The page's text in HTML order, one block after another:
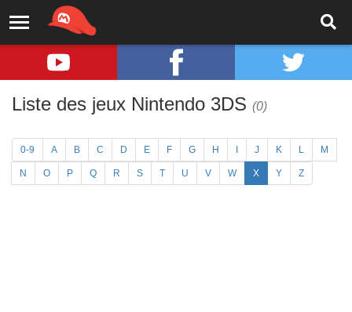
Liste des jeux Nintendo 3DS (0)
0-9 A B C D E F G H J K L M
N O P Q R S T U V W X Y Z